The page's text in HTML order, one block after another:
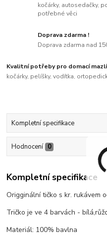
kočárky, autosedačky,
potřebné věci
Doprava zdarma !
Doprava zdarma nad
Kvalitní potřeby pro domací
kočárky, pelíšky, vodítka,
Kompletní specifikace
Hodnocení 0
Kompletní specifikace
Origginální tičko s kr. rukávem
Tričko je ve 4 barvách -
Materiál: 100% bavlna